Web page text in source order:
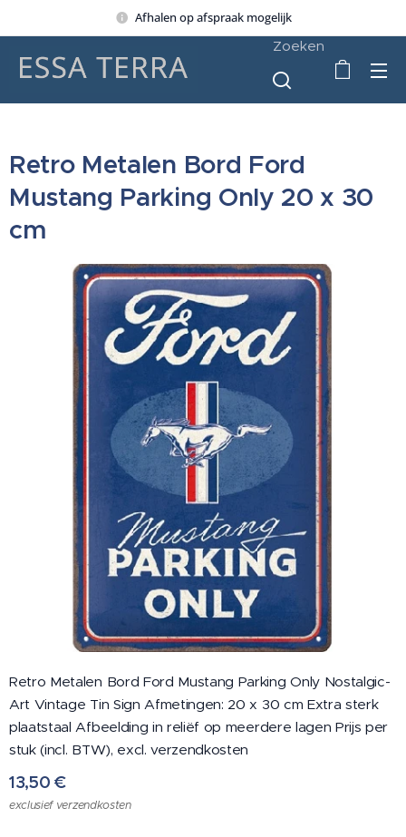
Afhalen op afspraak mogelijk
Zoeken
Retro Metalen Bord Ford
Mustang Parking Only 20 x 30
cm
Retro Metalen Bord Ford Mustang Parking Only Nostalgic-
Art Vintage Tin Sign Afmetingen: 20 x 30 cm Extra sterk
plaatstaal Afbeelding in reliëf op meerdere lagen Prijs per
stuk (incl. BTW), excl. verzendkosten
13,50 €
exclusief verzendkosten